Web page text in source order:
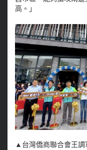
高。」
▲台灣僑商聯合會王調